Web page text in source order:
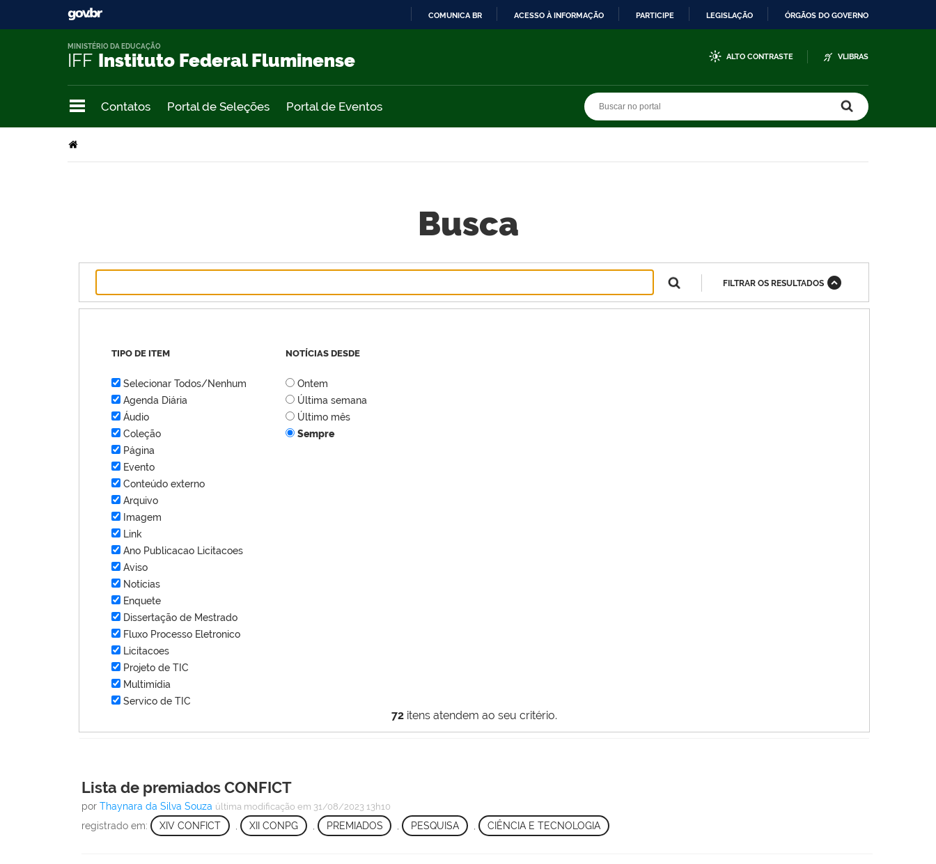
COMUNICA BR ACESSO À INFORMAÇÃO PARTICIPE LEGISLAÇÃO ÓRGÃOS DO GOVERNO
IFF Instituto Federal Fluminense
MINISTÉRIO DA EDUCAÇÃO
ALTO CONTRASTE VLIBRAS
Contatos Portal de Seleções Portal de Eventos
Busca
72 itens atendem ao seu critério.
FILTRAR OS RESULTADOS
TIPO DE ITEM
Selecionar Todos/Nenhum
Agenda Diária
Áudio
Coleção
Página
Evento
Conteúdo externo
Arquivo
Imagem
Link
Ano Publicacao Licitacoes
Aviso
Notícias
Enquete
Dissertação de Mestrado
Fluxo Processo Eletronico
Licitacoes
Projeto de TIC
Multimídia
Servico de TIC
NOTÍCIAS DESDE
Ontem
Última semana
Último mês
Sempre
Lista de premiados CONFICT
porThaynara da Silva Souza última modificação em 31/08/2023 13h10
registrado em: XIV CONFICT XII CONPG PREMIADOS , PESQUISA , CIÊNCIA E TECNOLOGIA